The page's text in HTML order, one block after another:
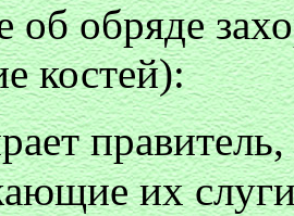
об обряде
костей):
их